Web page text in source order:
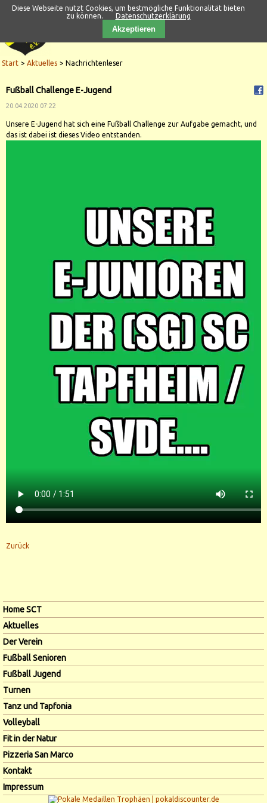
Start Aktuelles Nachrichtenleser
Fußball Challenge E-Jugend
20.04.2020 07:22
Unsere E-Jugend hat sich eine Fußball Challenge zur Aufgabe gemacht, und
das ist dabei ist dieses Video entstanden.
Zurück
Navigation
überspringen
Home SCT
Aktuelles
Der Verein
Fußball Senioren
Fußball Jugend
Turnen
Tanz und Tapfonia
Volleyball
Fit in der Natur
Pizzeria San Marco
Kontakt
Impressum
Diese Webseite nutzt Cookies, um bestmögliche Funktionalität bieten
zu können.
Datenschutzerklärung
Akzeptieren